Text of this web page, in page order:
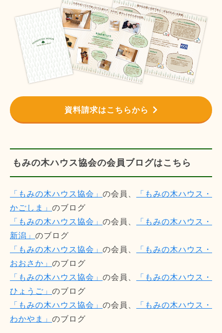
資料請求はこちらから
もみの木ハウス協会の会員ブログはこちら
「もみの木ハウス協会」 の会員、
「もみの木ハウス・
かごしま」 のブログ
「もみの木ハウス協会」 の会員、
「もみの木ハウス・
新潟」 のブログ
「もみの木ハウス協会」 の会員、
「もみの木ハウス・
おおさか」 のブログ
「もみの木ハウス協会」 の会員、
「もみの木ハウス・
ひょうご」 のブログ
「もみの木ハウス協会」 の会員、
「もみの木ハウス・
わかやま」 のブログ